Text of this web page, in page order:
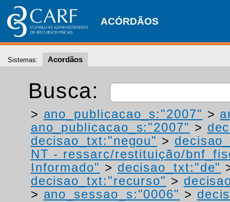
ACÓRDÃOS
Sistemas: Acordãos
Busca:
> ano_publicacao_s:"2007" >
ano_publicacao_s:"2007" >
decisao_txt:"negou" >
NT - ressarc/restituição/
Informado" > decisao_txt:"de"
decisao_txt:"recurso" >
> ano_sessao_s:"0006" >